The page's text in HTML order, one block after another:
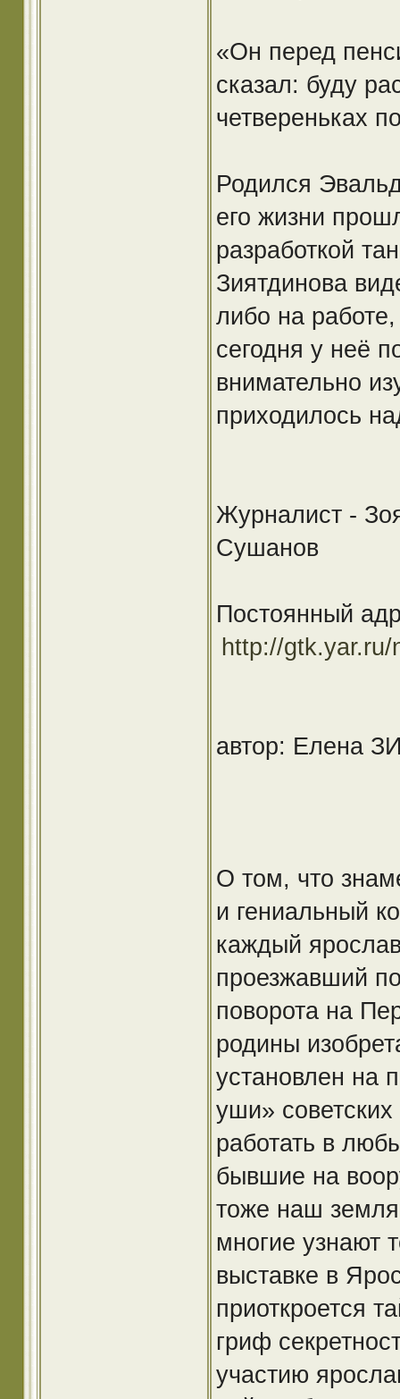
«Он перед
сказал: буду
четвереньках
Родился
его жизни
разработкой
Зиятдинова
либо на
сегодня у неё
внимательно
приходилось
Журналист -
Сушанов
Постоянный
http://
автор: Елена
О том, что
и гениальный
каждый
проезжавший
поворота на
родины
установлен на
уши»
работать в
бывшие на
тоже наш
многие узнают
выставке в
приоткроется
гриф
участию